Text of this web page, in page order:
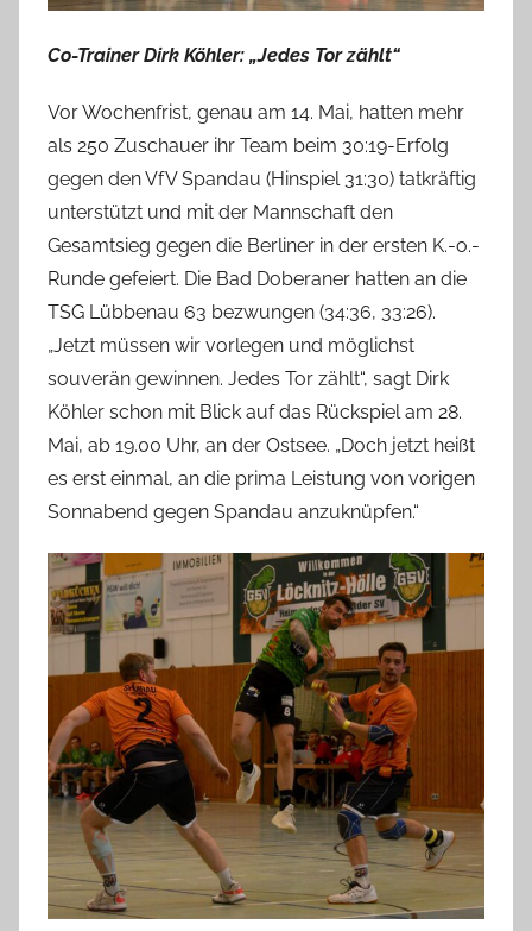
Co-Trainer Dirk Köhler: „Jedes Tor zählt“
Vor Wochenfrist, genau am 14. Mai, hatten mehr
als 250 Zuschauer ihr Team beim 30:19-Erfolg
gegen den VfV Spandau (Hinspiel 31:30) tatkräftig
unterstützt und mit der Mannschaft den
Gesamtsieg gegen die Berliner in der ersten K.-o.-
Runde gefeiert. Die Bad Doberaner hatten an die
TSG Lübbenau 63 bezwungen (34:36, 33:26).
„Jetzt müssen wir vorlegen und möglichst
souverän gewinnen. Jedes Tor zählt“, sagt Dirk
Köhler schon mit Blick auf das Rückspiel am 28.
Mai, ab 19.00 Uhr, an der Ostsee. „Doch jetzt heißt
es erst einmal, an die prima Leistung von vorigen
Sonnabend gegen Spandau anzuknüpfen.“